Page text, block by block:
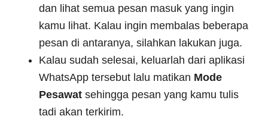
dan lihat semua pesan masuk yang ingin
kamu lihat. Kalau ingin membalas beberapa
pesan di antaranya, silahkan lakukan juga.
Kalau sudah selesai, keluarlah dari aplikasi
WhatsApp tersebut lalu matikan Mode
Pesawatsehingga pesan yang kamu tulis
tadi akan terkirim.